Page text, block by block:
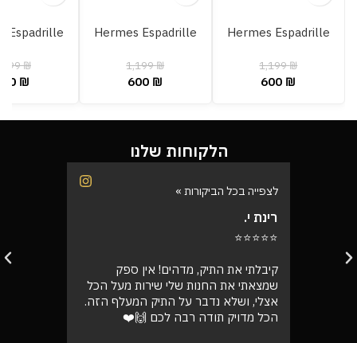
Hermes Espadrille
1,199₪
600 ₪
Hermes Espadrille
1,199₪
600 ₪
Espadrille
₪
₪
הלקוחות שלנו
לצפייה בכל הביקורות »
רינת י.
⭐⭐⭐⭐⭐
קיבלתי את התיק, מדהים! אין ספק
שמצאתי את החנות שלי שירות מעל הכל
אצלי, ושלא נדבר על התיק המעלף הזה.
הכל מדויק תודה רבה לכם 🙌❤️